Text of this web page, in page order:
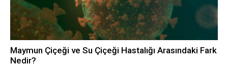
Maymun Çiçeği ve Su Çiçeği Hastalığı Arasındaki Fark
Nedir?